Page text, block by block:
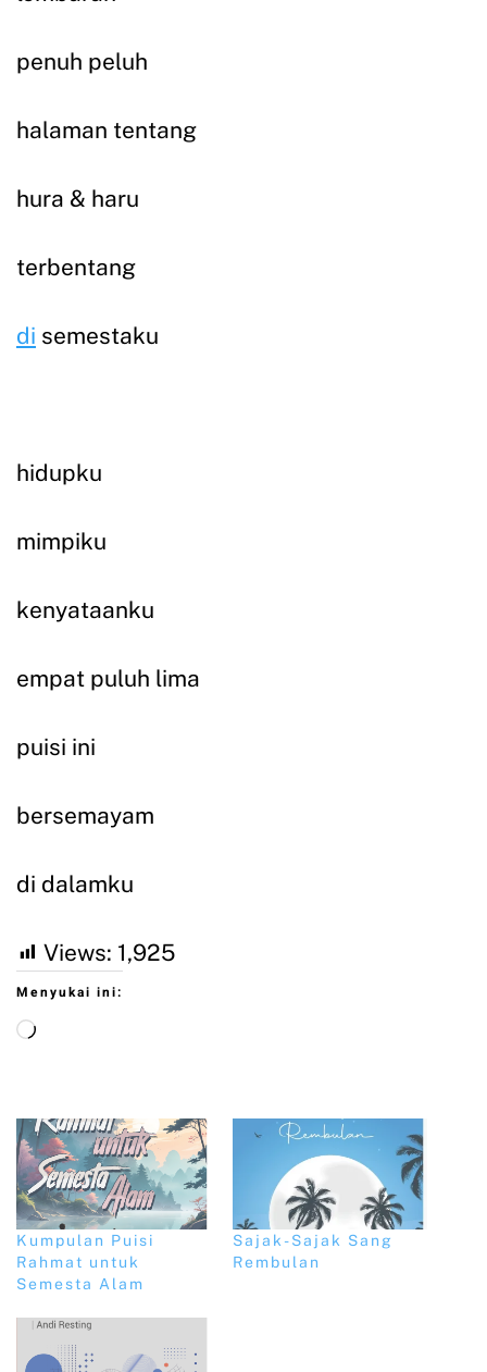
penuh peluh
halaman tentang
hura & haru
terbentang
di semestaku
hidupku
mimpiku
kenyataanku
empat puluh lima
puisi ini
bersemayam
di dalamku
Views: 1,925
Menyukai ini:
Kumpulan Puisi
Rahmat untuk
Semesta Alam
Sajak-Sajak Sang
Rembulan